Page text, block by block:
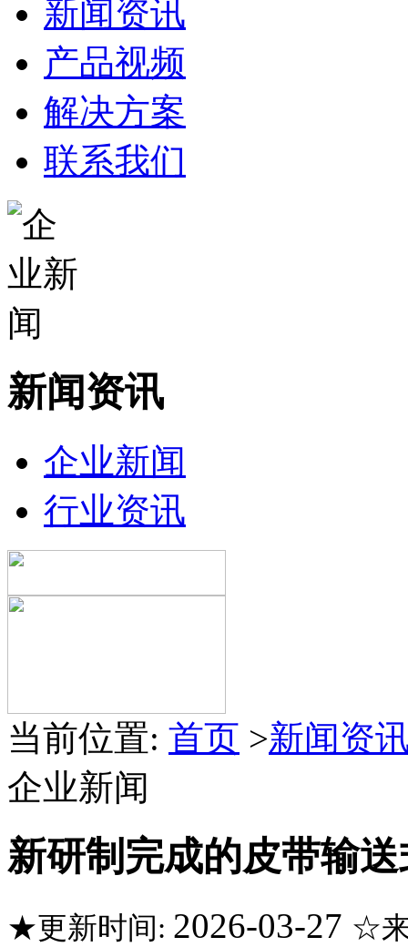
新闻资讯
产品视频
解决方案
联系我们
新闻资讯
企业新闻
行业资讯
当前位置: 首页 >新闻资
企业新闻
新研制完成的皮带输
★更新时间: 2026-03-27 ☆